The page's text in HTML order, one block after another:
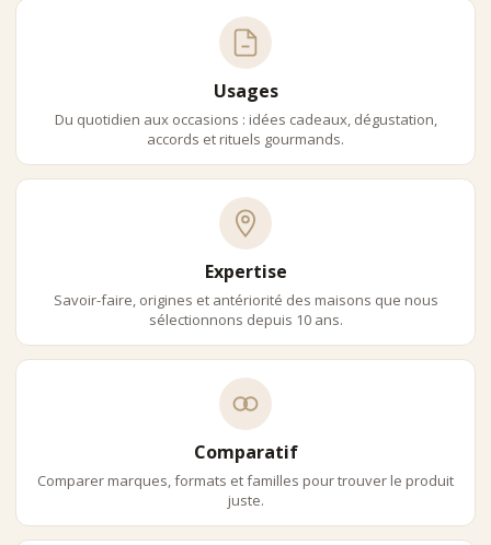
Usages
Du quotidien aux occasions : idées cadeaux, dégustation,
accords et rituels gourmands.
Expertise
Savoir-faire, origines et antériorité des maisons que nous
sélectionnons depuis 10 ans.
Comparatif
Comparer marques, formats et familles pour trouver le produit
juste.